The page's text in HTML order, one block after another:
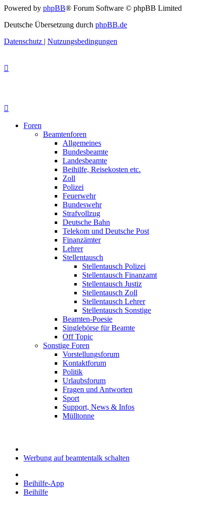
Powered by phpBB® Forum Software © phpBB Limited
Deutsche Übersetzung durch phpBB.de
Datenschutz | Nutzungsbedingungen
Foren
Beamtenforen
Allgemeines
Bundesbeamte
Landesbeamte
Beihilfe, Reisekosten etc.
Zoll
Polizei
Feuerwehr
Bundeswehr
Strafvollzug
Deutsche Bahn
Telekom und Deutsche Post
Finanzämter
Lehrer
Stellentausch
Stellentausch Polizei
Stellentausch Finanzamt
Stellentausch Justiz
Stellentausch Zoll
Stellentausch Lehrer
Stellentausch Sonstige
Beamten-Poesie
Singlebörse für Beamte
Off Topic
Sonstige Foren
Vorstellungsforum
Kontaktforum
Politik
Urlaubsforum
Fragen und Antworten
Sport
Support, News & Infos
Mülltonne
Werbung auf beamtentalk schalten
Beihilfe-App
Beihilfe